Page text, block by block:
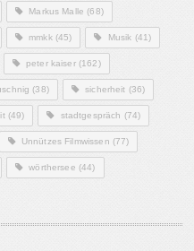
Markus Malle (68)
mmkk(45) Musik (41)
peter kaiser(162)
(38) sicherheit (36)
(49) stadtgespräch (74)
Unnützes Filmwissen (77)
wörthersee (44)